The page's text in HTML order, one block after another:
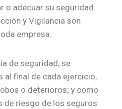
o adecuar su seguridad.
y Vigilancia son
empresa.
de seguridad, se
al final de cada ejercicio,
o deterioros; y como
de riesgo de los seguros